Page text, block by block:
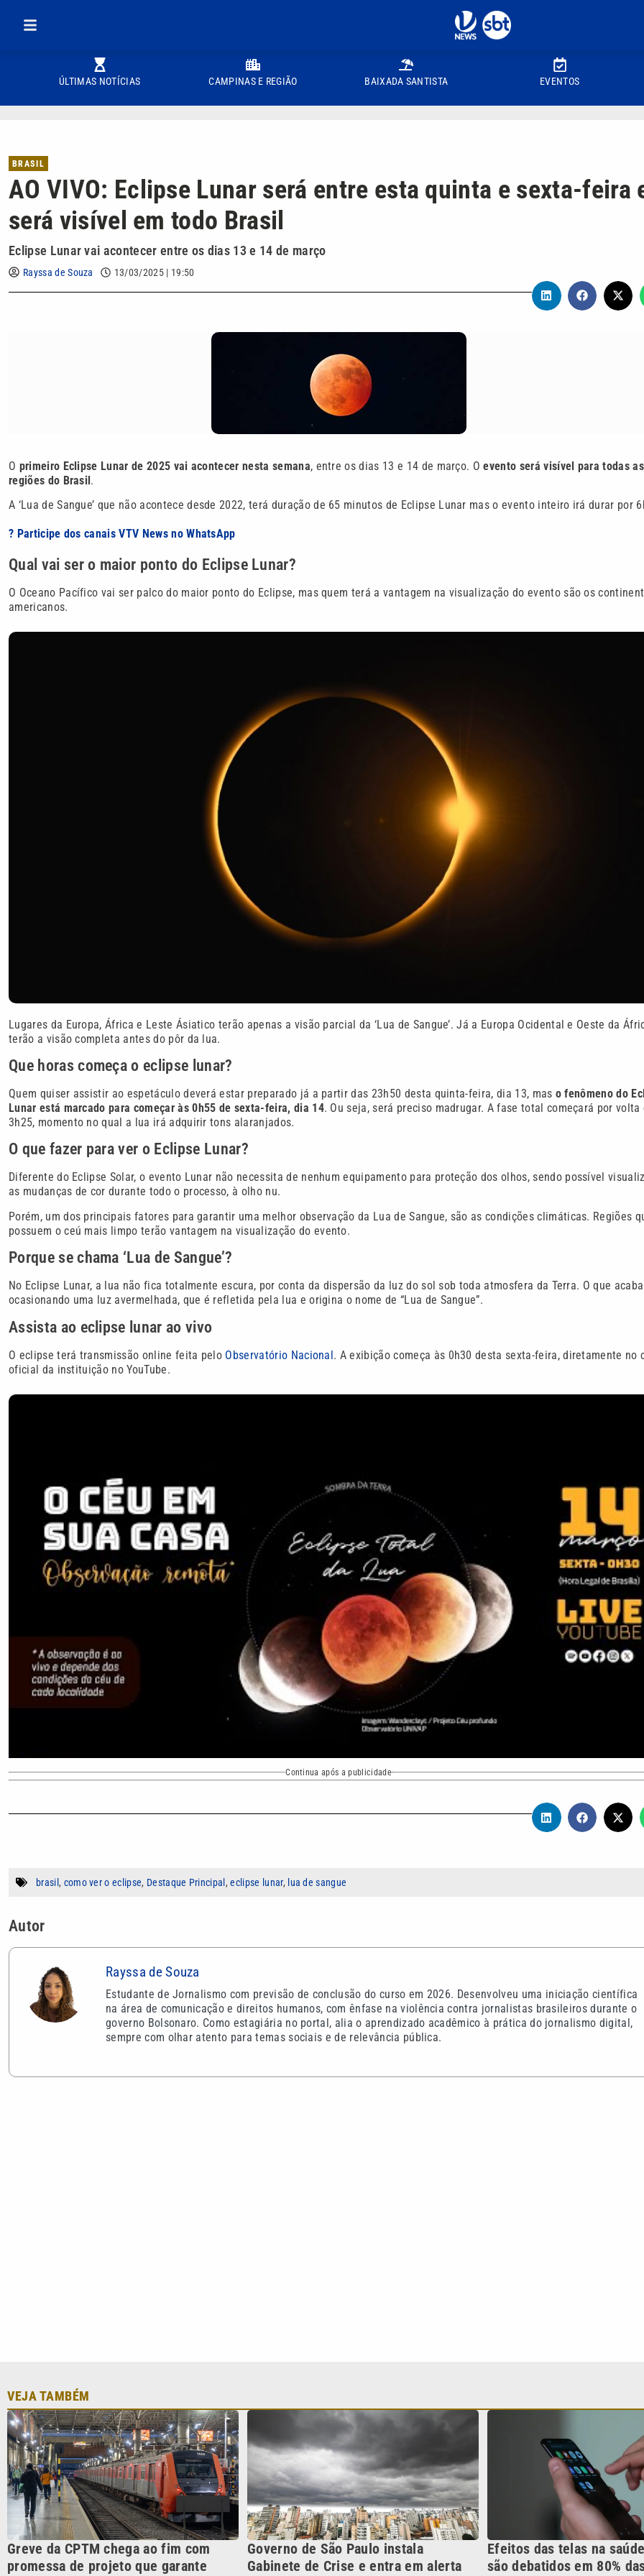
ÚLTIMAS NOTÍCIAS CAMPINAS E REGIÃO BAIXADA SANTISTA EVENTOS
BRASIL
AO VIVO: Eclipse Lunar será entre esta quinta e sexta-feira
será visível em todo Brasil
Eclipse Lunar vai acontecer entre os dias 13 e 14 de março
Rayssa de Souza 13/03/2025 | 19:50
O primeiro Eclipse Lunar de 2025 vai acontecer nesta semana, entre os dias 13 e 14 de março. Oevento será visível para todas as
regiões do Brasil.
A ‘Lua de Sangue’ que não acontece desde 2022, terá duração de 65 minutos de Eclipse Lunar mas o evento inteiro irá durar por
? Participe dos canais VTV News no WhatsApp
Qual vai ser o maior ponto do Eclipse Lunar?
O Oceano Pacífico vai ser palco do maior ponto do Eclipse, mas quem terá a vantagem na visualização do evento são os
americanos.
Lugares da Europa, África e Leste Ásiatico terão apenas a visão parcial da ‘Lua de Sangue’. Já a Europa Ocidental e Oeste da
terão a visão completa antes do pôr da lua.
Que horas começa o eclipse lunar?
Quem quiser assistir ao espetáculo deverá estar preparado já a partir das 23h50 desta quinta-feira, dia 13, mas o fenômeno do
Lunar está marcado para começar às 0h55 de sexta-feira, dia 14. Ou seja, será preciso madrugar. A fase total começará por volta
3h25, momento no qual a lua irá adquirir tons alaranjados.
O que fazer para ver o Eclipse Lunar?
Diferente do Eclipse Solar, o evento Lunar não necessita de nenhum equipamento para proteção dos olhos, sendo possível
as mudanças de cor durante todo o processo, à olho nu.
Porém, um dos principais fatores para garantir uma melhor observação da Lua de Sangue, são as condições climáticas. Regiões
possuem o ceú mais limpo terão vantagem na visualização do evento.
Porque se chama ‘Lua de Sangue’?
No Eclipse Lunar, a lua não fica totalmente escura, por conta da dispersão da luz do sol sob toda atmosfera da Terra. O que acaba
ocasionando uma luz avermelhada, que é refletida pela lua e origina o nome de “Lua de Sangue”.
Assista ao eclipse lunar ao vivo
O eclipse terá transmissão online feita pelo Observatório Nacional. A exibição começa às 0h30 desta sexta-feira, diretamente no
oficial da instituição no YouTube.
Continua após a publicidade
brasil , como ver o eclipse, Destaque Principal ,eclipse lunar, lua de sangue
Autor
Rayssa de Souza
Estudante de Jornalismo com previsão de conclusão do curso em 2026. Desenvolveu uma iniciação científica
na área de comunicação e direitos humanos, com ênfase na violência contra jornalistas brasileiros durante o
governo Bolsonaro. Como estagiária no portal, alia o aprendizado acadêmico à prática do jornalismo digital,
sempre com olhar atento para temas sociais e de relevância pública.
promessa de projeto que garante
empregos
VTV é afiliada do SBT na
Região Metropolitana de
CATEGORIAS
Cotidiano Esportes Mundo
Polícia Política Variedades